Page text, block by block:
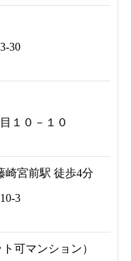
30
１０－１０
崎宮前駅 徒歩4分
3
可マンション）